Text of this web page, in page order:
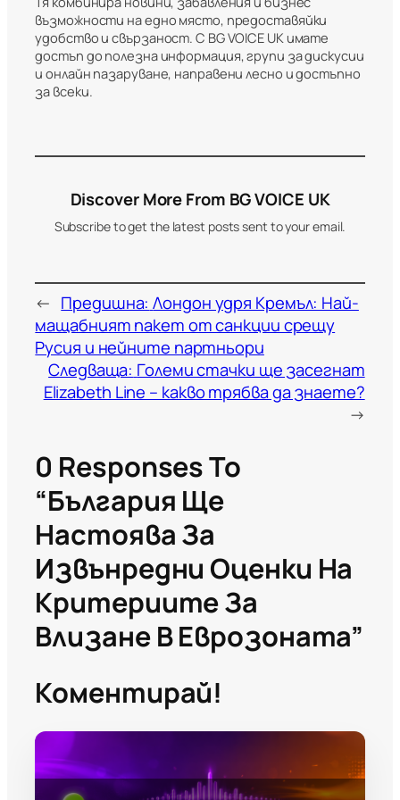
възможности на едно място, предоставяйки
удобство и свързаност. С BG VOICE UK имате
достъп до полезна информация, групи за дискусии
и онлайн пазаруване, направени лесно и достъпно
за всеки.
Discover More From BG VOICE UK
Subscribe to get the latest posts sent to your email.
← Предишна: Лондон удря Кремъл: Най-
мащабният пакет от санкции срещу
Русия и нейните партньори
Следваща: Големи стачки ще засегнат
Elizabeth Line – какво трябва да знаете?
→
0 Responses To
“България Ще
Настоява За
Извънредни Оценки На
Критериите За
Влизане В Еврозоната”
Коментирай!